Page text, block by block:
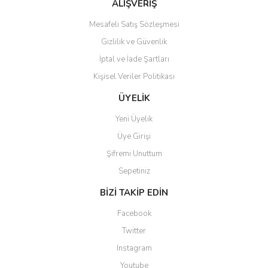
Gönder
ALIŞVERİŞ
Mesafeli Satış Sözleşmesi
Gizlilik ve Güvenlik
İptal ve İade Şartları
Kişisel Veriler Politikası
ÜYELİK
Yeni Üyelik
Üye Girişi
Şifremi Unuttum
Sepetiniz
BİZİ TAKİP EDİN
Facebook
Twitter
Instagram
Youtube